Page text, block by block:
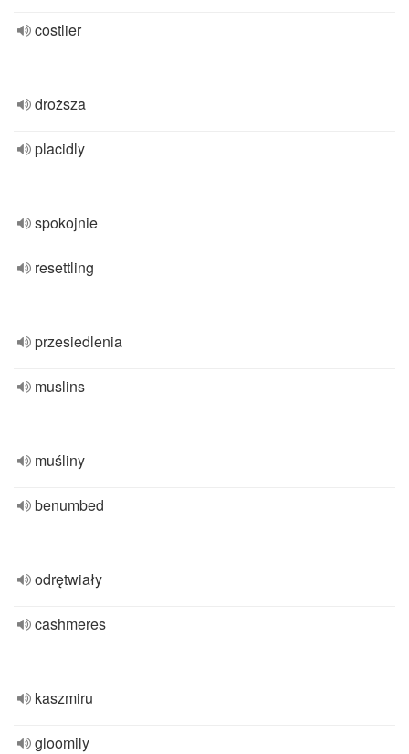
costlier
droższa
placidly
spokojnie
resettling
przesiedlenia
muslins
muśliny
benumbed
odrętwiały
cashmeres
kaszmiru
gloomily